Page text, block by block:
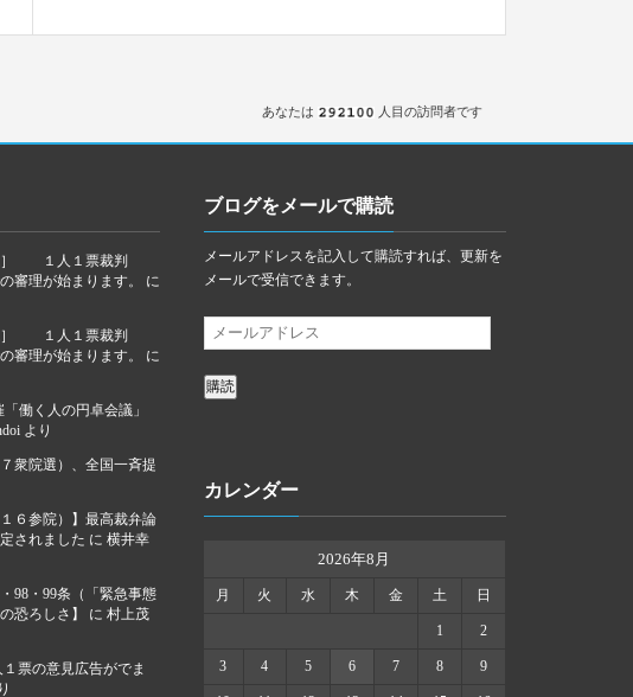
あなたは 人目の訪問者です
］ １人１票裁判
審理が始まります。
に
］ １人１票裁判
審理が始まります。
に
働く人の円卓会議」
より
衆院選）、全国一斉提
６参院）】最高裁弁論
されました に横井幸
98・99条（「緊急事態
恐ろしさ】
に村上茂
票の意見広告がでま
ブログをメールで購読
メールアドレスを記入して購読すれば、更新を
メールで受信できます。
購読
カレンダー
2026年8月
月 火 水 木 金 土 日
1 2
3 4 5 6 7 8 9